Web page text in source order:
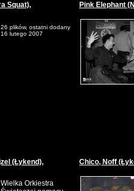
Squat),
26 plików, ostatni dodany
16 lutego 2007
Pink Elephant
(Łykend),
Wielka Orkiestra
Chico, Noff